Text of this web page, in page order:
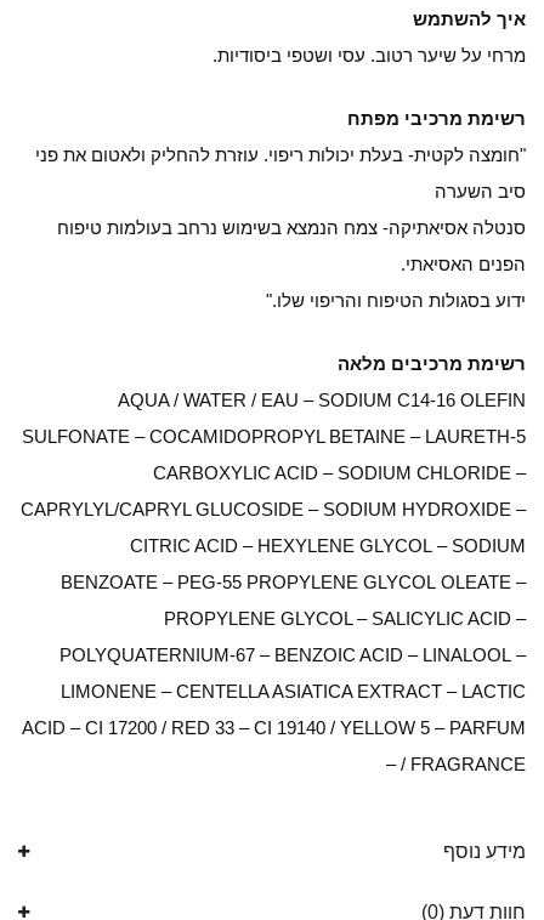
איך להשתמש
מרחי על שיער רטוב. עסי ושטפי ביסודיות.
רשימת מרכיבי מפתח
"חומצה לקטית- בעלת יכולות ריפוי. עוזרת להחליק ולאטום את פני
סיב השערה
סנטלה אסיאתיקה- צמח הנמצא בשימוש נרחב בעולמות טיפוח
הפנים האסיאתי.
ידוע בסגולות הטיפוח והריפוי שלו."
רשימת מרכיבים מלאה
AQUA / WATER / EAU – SODIUM C14-16 OLEFIN
SULFONATE – COCAMIDOPROPYL BETAINE – LAURETH-5
CARBOXYLIC ACID – SODIUM CHLORIDE –
CAPRYLYL/CAPRYL GLUCOSIDE – SODIUM HYDROXIDE –
CITRIC ACID – HEXYLENE GLYCOL – SODIUM
BENZOATE – PEG-55 PROPYLENE GLYCOL OLEATE –
PROPYLENE GLYCOL – SALICYLIC ACID –
POLYQUATERNIUM-67 – BENZOIC ACID – LINALOOL –
LIMONENE – CENTELLA ASIATICA EXTRACT – LACTIC
ACID – CI 17200 / RED 33 – CI 19140 / YELLOW 5 – PARFUM
/ FRAGRANCE –
מידע נוסף
חוות דעת (0)